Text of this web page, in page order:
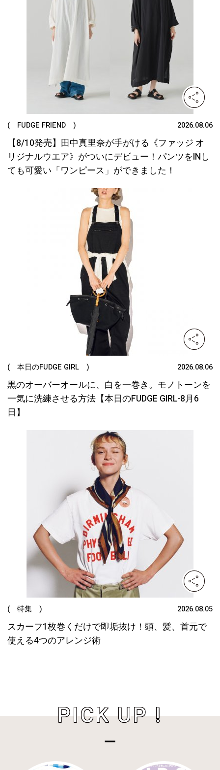
( FUDGE FRIEND ) 2026.08.06
【8/10発売】田中真里奈が手がける《ファッジ オ
リジナルウエア》がついにデビュー！パンツをINし
ても可愛い「ワンピース」ができました！
( 本日のFUDGE GIRL ) 2026.08.06
黒のオーバーオールに、白を一巻き。モノトーンを
一気に洗練させる方法【本日のFUDGE GIRL-8月6
日】
( 特集 ) 2026.08.05
スカーフ1枚巻くだけで即垢抜け！頭、髪、首元で
使える4つのアレンジ術
PICK UP !